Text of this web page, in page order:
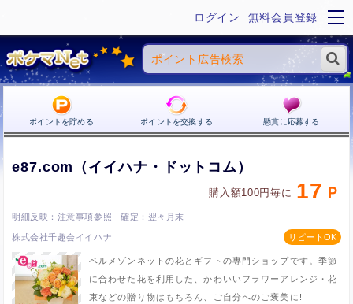
ログイン 無料会員登録
ポイントを貯める ポイントを交換する 懸賞に応募する
e87.com（イイハナ・ドットコム）
購入額100円毎に 17
注意事項参照 翌々月末
株式会社千趣会イイハナ
ベルメゾンネットの花とギフトの専門ショップです。季節
に合わせた花を利用した、かわいいフラワーアレンジ・花
束などの贈り物はもちろん、ご自分へのご褒美に!